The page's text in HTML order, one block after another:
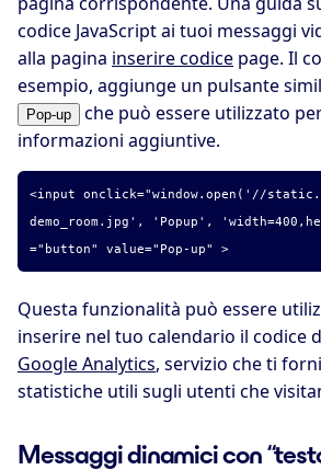
codice JavaScript ai tuoi messaggi
alla pagina inserire codice page. Il
esempio, aggiunge un pulsante
che può essere utilizzato
informazioni aggiuntive.
<input onclick="window.open('//
demo_room.jpg', 'Popup',
="button" value="Pop-up" >
Questa funzionalità può essere
inserire nel tuo calendario il codice
Google Analytics, servizio che ti
statistiche utili sugli utenti che
Messaggi dinamici con